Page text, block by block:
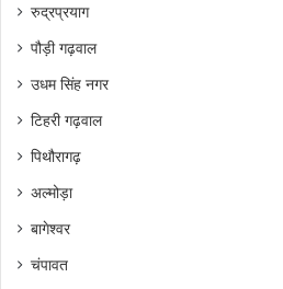
रुद्रप्रयाग
पौड़ी गढ़वाल
उधम सिंह नगर
टिहरी गढ़वाल
पिथौरागढ़
अल्मोड़ा
बागेश्वर
चंपावत